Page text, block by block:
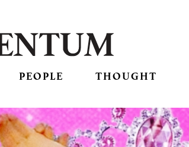
PEOPLE THOUGHT